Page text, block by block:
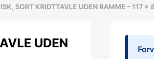
SORT KRIDTTAVLE UDEN RAMME – 117 x
UDEN